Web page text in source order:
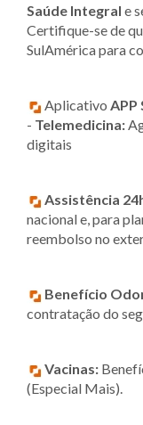
Saúde Integral e
Certifique-se de
SulAmérica para
Aplicativo APP
- Telemedicina:
digitais
Assistência
nacional e, para
reembolso no
Benefício
contratação do
Vacinas:
(Especial Mais).